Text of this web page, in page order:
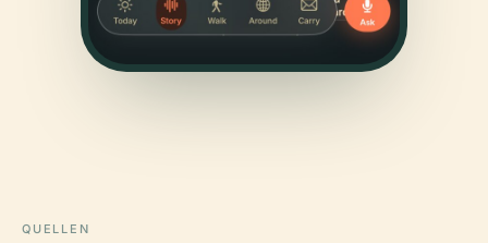
QUELLEN